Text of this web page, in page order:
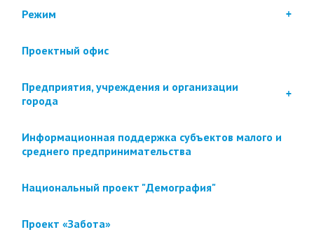
Режим
Проектный офис
Предприятия, учреждения и организации
города
Информационная поддержка субъектов малого и
среднего предпринимательства
Национальный проект "Демография"
Проект «Забота»